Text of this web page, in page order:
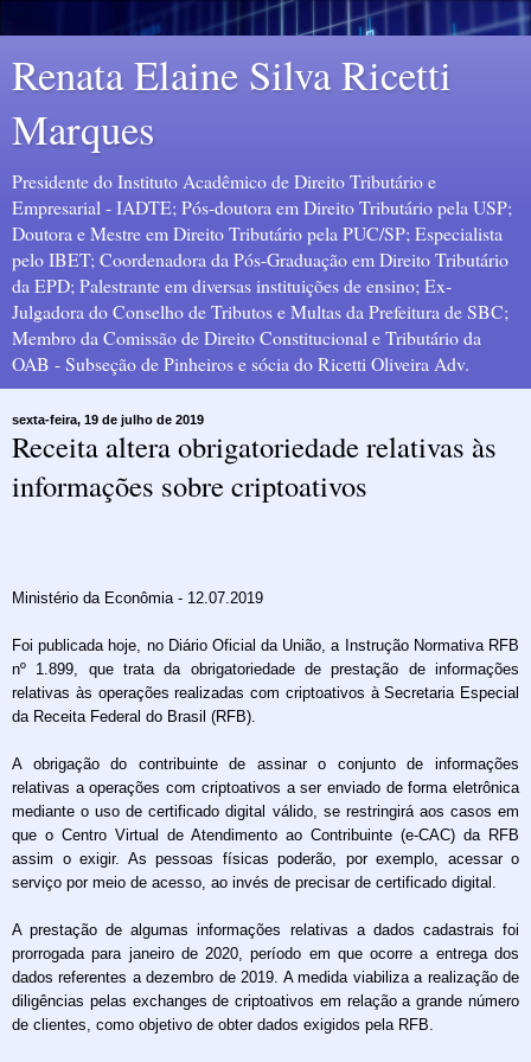
Renata Elaine Silva Ricetti
Marques
Presidente do Instituto Acadêmico de Direito Tributário e
Empresarial - IADTE; Pós-doutora em Direito Tributário pela USP;
Doutora e Mestre em Direito Tributário pela PUC/SP; Especialista
pelo IBET; Coordenadora da Pós-Graduação em Direito Tributário
da EPD; Palestrante em diversas instituições de ensino; Ex-
Julgadora do Conselho de Tributos e Multas da Prefeitura de SBC;
Membro da Comissão de Direito Constitucional e Tributário da
OAB - Subseção de Pinheiros e sócia do Ricetti Oliveira Adv.
sexta-feira, 19 de julho de 2019
Receita altera obrigatoriedade relativas às
informações sobre criptoativos
Ministério da Econômia - 12.07.2019
Foi publicada hoje, no Diário Oficial da União, a Instrução Normativa RFB
nº 1.899, que trata da obrigatoriedade de prestação de informações
relativas às operações realizadas com criptoativos à Secretaria Especial
da Receita Federal do Brasil (RFB).
A obrigação do contribuinte de assinar o conjunto de informações
relativas a operações com criptoativos a ser enviado de forma eletrônica
mediante o uso de certificado digital válido, se restringirá aos casos em
que o Centro Virtual de Atendimento ao Contribuinte (e-CAC) da RFB
assim o exigir. As pessoas físicas poderão, por exemplo, acessar o
serviço por meio de acesso, ao invés de precisar de certificado digital.
A prestação de algumas informações relativas a dados cadastrais foi
prorrogada para janeiro de 2020, período em que ocorre a entrega dos
dados referentes a dezembro de 2019. A medida viabiliza a realização de
diligências pelas exchanges de criptoativos em relação a grande número
de clientes, como objetivo de obter dados exigidos pela RFB.